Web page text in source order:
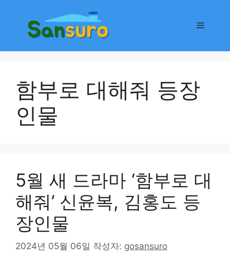
메
함부로 대해줘 등장
인물
5월 새 드라마 ‘함부로 대
해줘’ 신윤복, 김홍도 등
장인물
2024년 05월 06일 작성자: gosansuro